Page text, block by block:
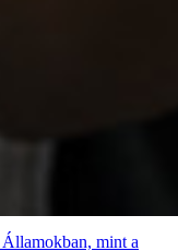
Államokban, mint a